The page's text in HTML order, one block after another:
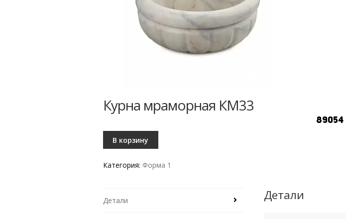
Курна мраморная КМ33
89054
В корзину
Категория: Форма 1
Детали Детали